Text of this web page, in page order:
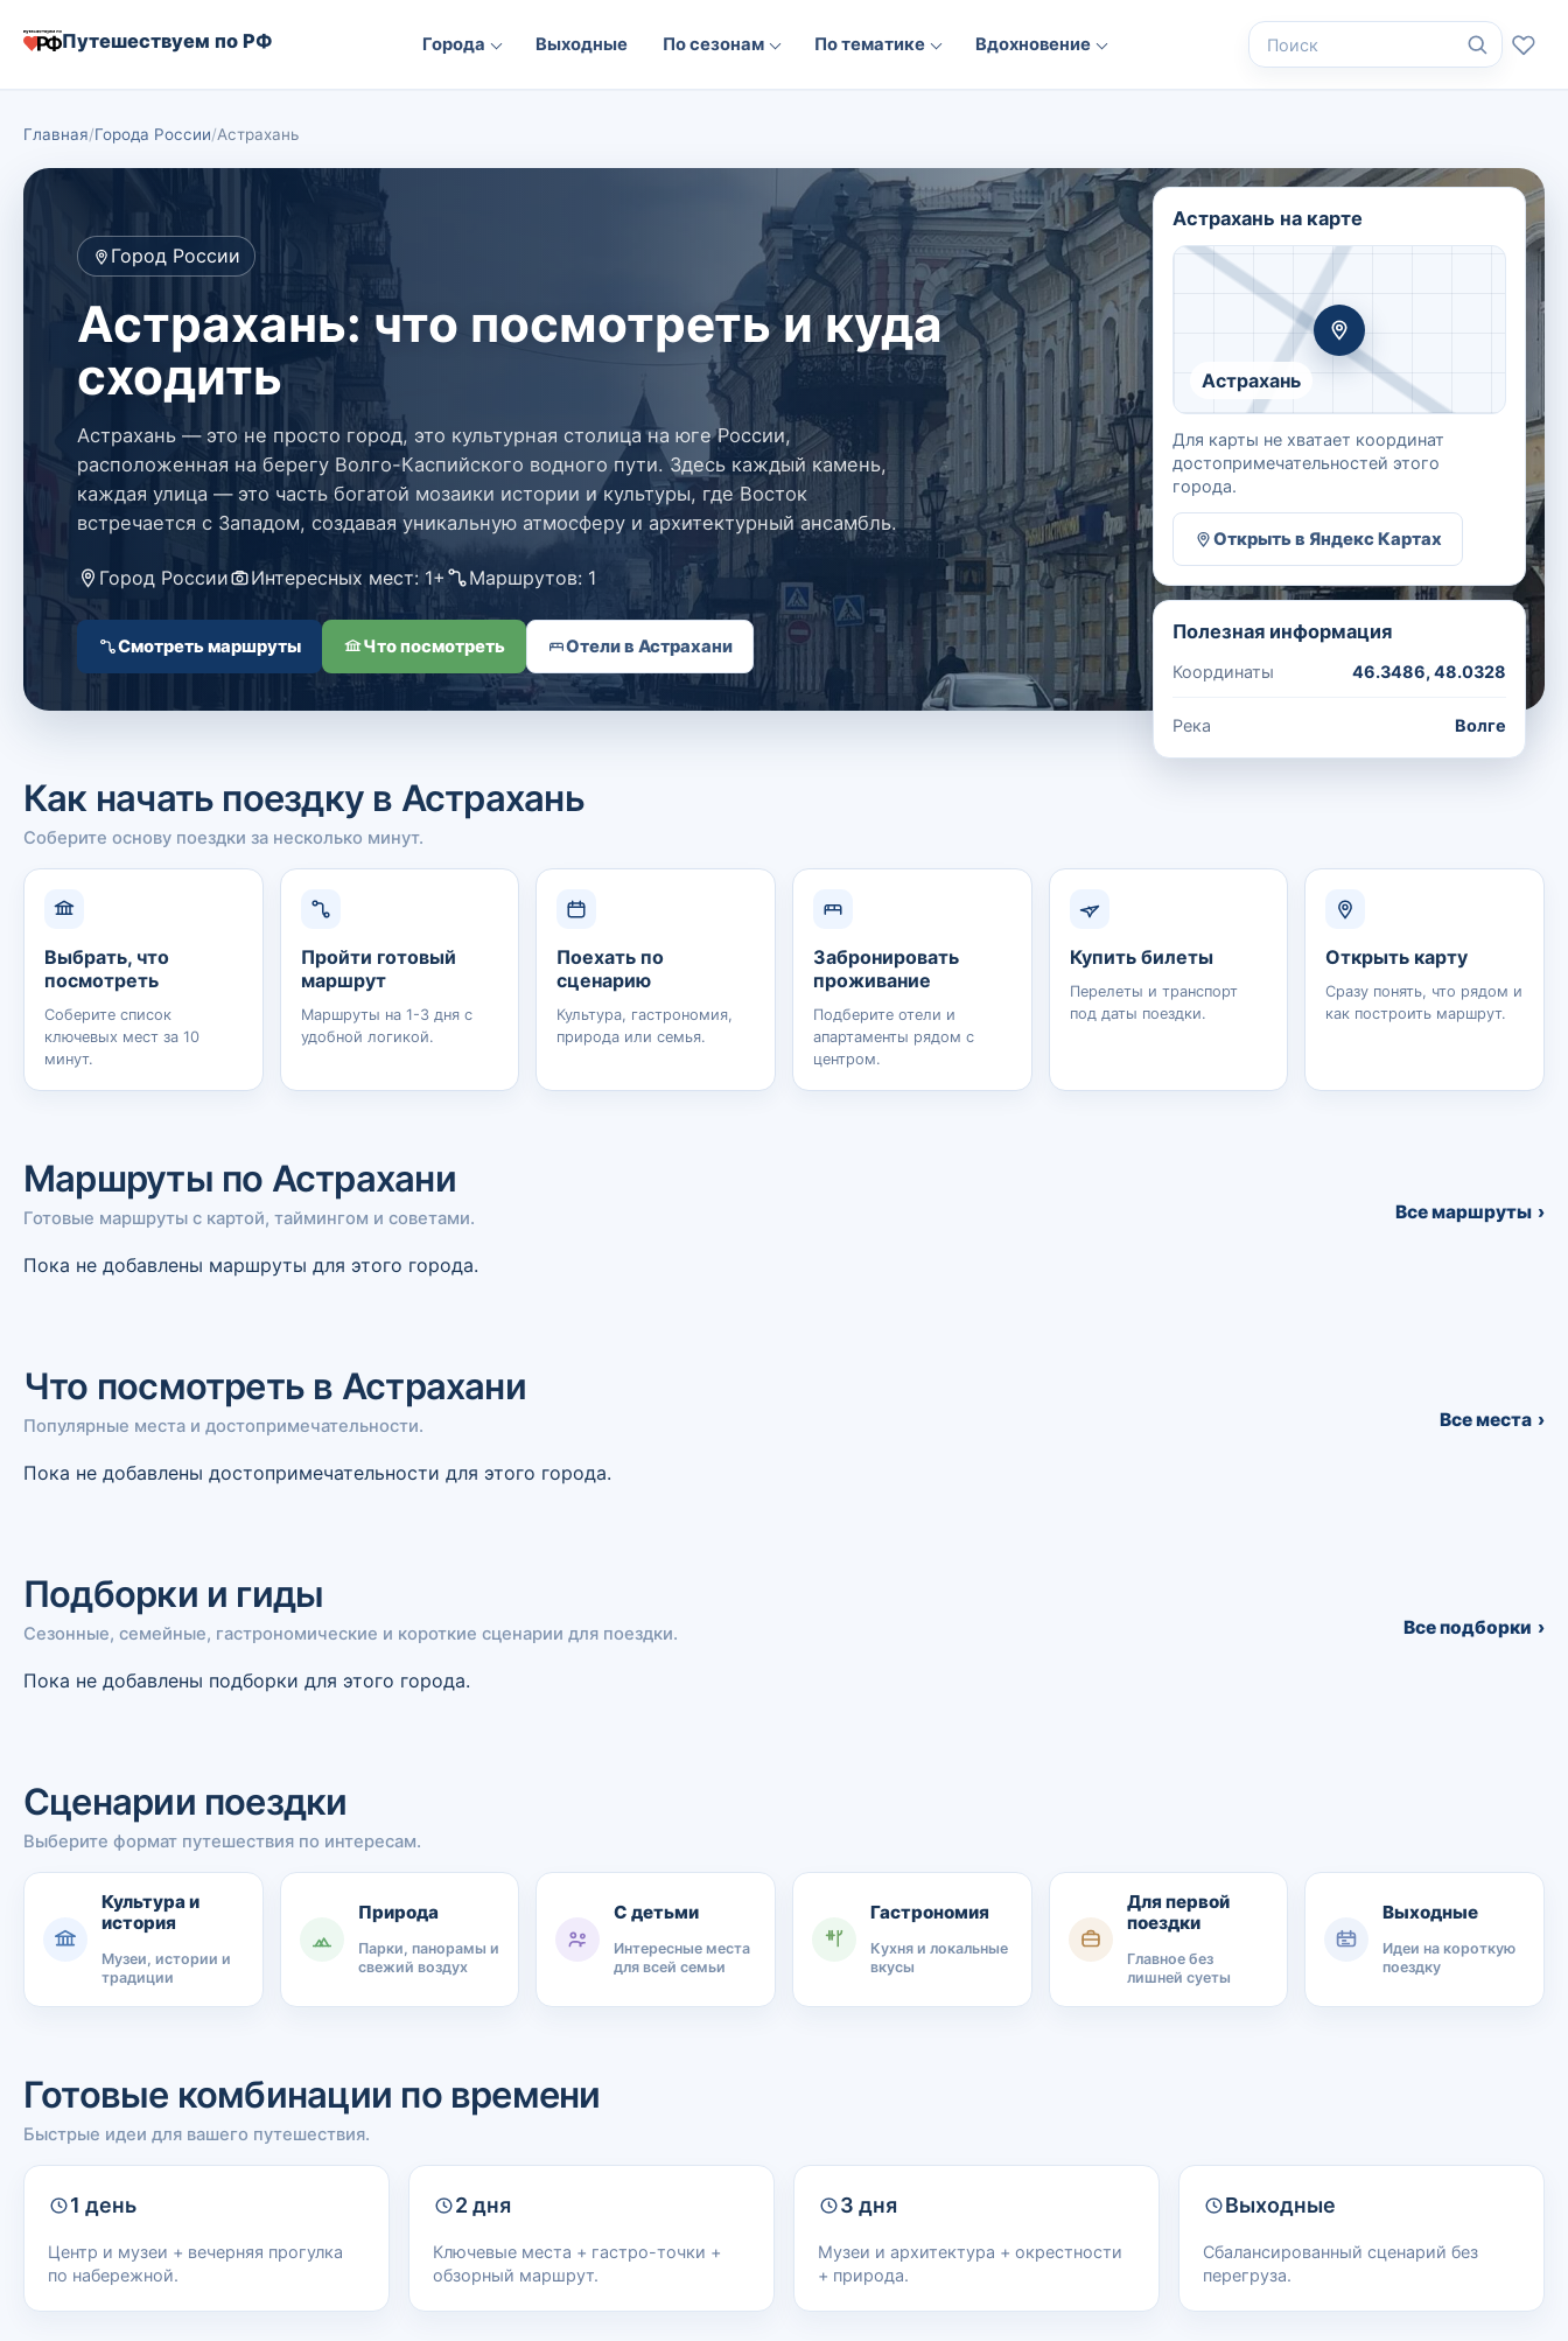
Путешествуем по РФ Города Выходные По сезонам По тематике Вдохновение
Поиск по сайту
Главная Города России Астрахань
Город России
Астрахань: что посмотреть и куда
сходить
Астрахань — это не просто город, это культурная столица на юге России,
расположенная на берегу Волго-Каспийского водного пути. Здесь каждый камень,
каждая улица — это часть богатой мозаики истории и культуры, где Восток
встречается с Западом, создавая уникальную атмосферу и архитектурный ансамбль.
Город России Интересных мест: 1+ Маршрутов: 1
Смотреть маршруты Что посмотреть Отели в Астрахани
Астрахань на карте
Астрахань
Для карты не хватает координат
достопримечательностей этого
города.
Открыть в Яндекс Картах
Полезная информация
Координаты 46.3486, 48.0328
Река Волге
Как начать поездку в Астрахань
Соберите основу поездки за несколько минут.
Выбрать, что
посмотреть
Соберите список
ключевых мест за 10
минут.
Пройти готовый
маршрут
Маршруты на 1-3 дня с
удобной логикой.
Поехать по
сценарию
Культура, гастрономия,
природа или семья.
Забронировать
проживание
Подберите отели и
апартаменты рядом с
центром.
Купить билеты
Перелеты и транспорт
под даты поездки.
Открыть карту
Сразу понять, что рядом и
как построить маршрут.
Маршруты по Астрахани
Готовые маршруты с картой, таймингом и советами. Все маршруты
Пока не добавлены маршруты для этого города.
Что посмотреть в Астрахани
Популярные места и достопримечательности. Все места
Пока не добавлены достопримечательности для этого города.
Подборки и гиды
Сезонные, семейные, гастрономические и короткие сценарии для поездки. Все подборки
Пока не добавлены подборки для этого города.
Сценарии поездки
Выберите формат путешествия по интересам.
Культура и
история
Музеи, истории и
традиции
Природа
Парки, панорамы и
свежий воздух
С детьми
Интересные места
для всей семьи
Гастрономия
Кухня и локальные
вкусы
Для первой
поездки
Главное без
лишней суеты
Выходные
Идеи на короткую
поездку
Готовые комбинации по времени
Быстрые идеи для вашего путешествия.
1 день
Центр и музеи + вечерняя прогулка
по набережной.
2 дня
Ключевые места + гастро-точки +
обзорный маршрут.
3 дня
Музеи и архитектура + окрестности
+ природа.
Выходные
Сбалансированный сценарий без
перегруза.